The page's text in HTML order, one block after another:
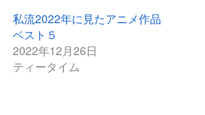
私流2022年に見たアニメ作品
ベスト５
2022年12月26日
ティータイム